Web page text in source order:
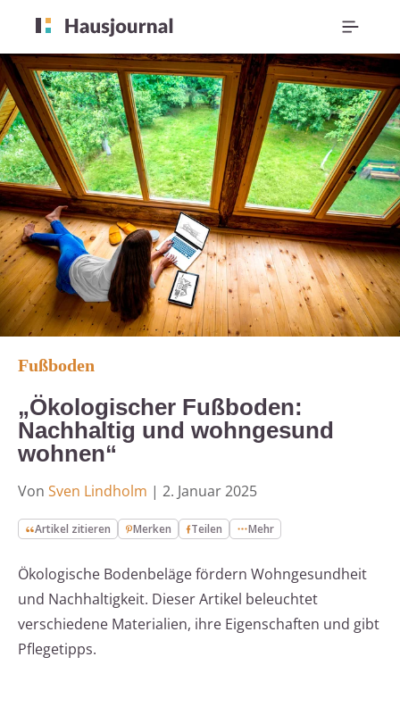
Fußboden
„Ökologischer Fußboden:
Nachhaltig und wohngesund
wohnen“
Von Sven Lindholm | 2. Januar 2025
Artikel zitieren Merken Teilen Mehr
Ökologische Bodenbeläge fördern Wohngesundheit
und Nachhaltigkeit. Dieser Artikel beleuchtet
verschiedene Materialien, ihre Eigenschaften und gibt
Pflegetipps.